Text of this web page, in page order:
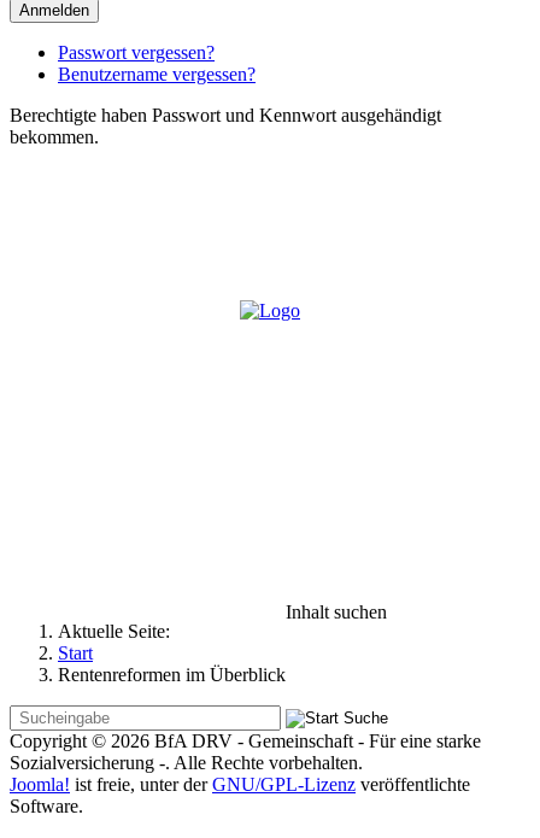
Anmelden
Passwort vergessen?
Benutzername vergessen?
Berechtigte haben Passwort und Kennwort ausgehändigt
bekommen.
Aktuelle Seite:
Start
Rentenreformen im Überblick
Inhalt suchen
Copyright © 2026 BfA DRV - Gemeinschaft - Für eine starke
Sozialversicherung -. Alle Rechte vorbehalten.
Joomla! ist freie, unter derGNU/GPL-Lizenz veröffentlichte
Software.